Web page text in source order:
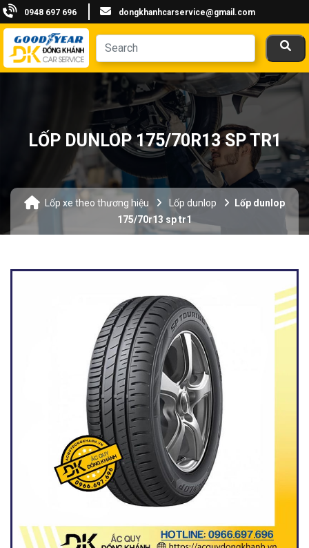
0948 697 696 dongkhanhcarservice@gmail.com
LỐP DUNLOP 175/70R13 SP TR1
Lốp xe theo thương hiệu Lốp dunlop
Lốp dunlop
175/70r13 sp tr1